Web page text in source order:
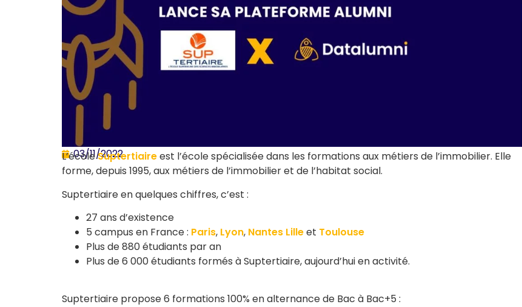
03/11/2022
L’écoleSuptertiaireest l’école spécialisée dans les formations aux métiers de l’immobilier. Elle
forme, depuis 1995, aux métiers de l’immobilier et de l’habitat social.
Suptertiaire en quelques chiffres, c’est :
27 ans d’existence
5 campus en France : Paris, Lyon, Nantes Lilleet Toulouse
Plus de 880 étudiants par an
Plus de 6 000 étudiants formés à Suptertiaire, aujourd’hui en activité.
Suptertiaire propose 6 formations 100% en alternance de Bac à Bac+5 :